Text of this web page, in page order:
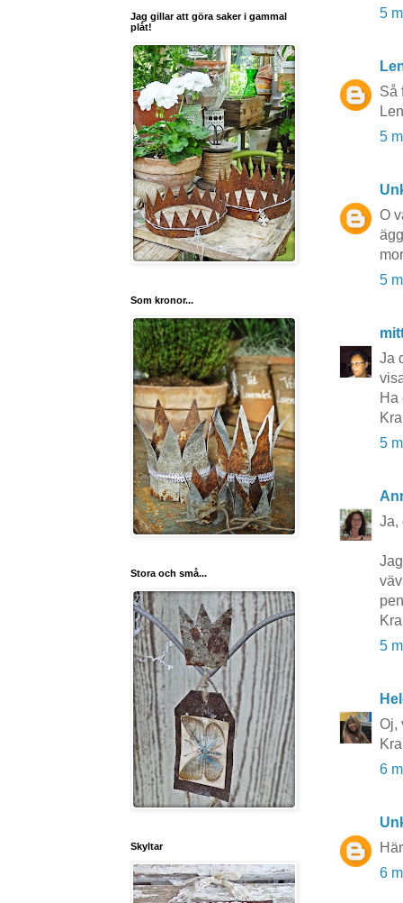
5
Så
5
O
5
Ja
Ha
5
Ja,
5
Oj,
6
6
Jag gillar att göra saker i gammal
plåt!
Som kronor...
Stora och små...
Skyltar